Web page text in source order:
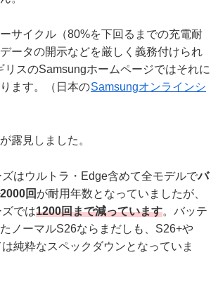
サイクル（80%を下回るまでの充電耐
ータの開示などを厳しく義務付けられ
リスのSamsungホームページではそれに
ます。（日本のSamsungオンラインシ
露見しました。
はウルトラ・Edge含めて全モデルでバ
回 が耐用年数となっていましたが、
では1200回まで減っています。バッテ
ノーマルS26ならまだしも、S26+や
純粋なスペックダウンとなっていま